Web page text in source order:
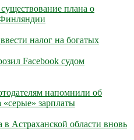
плана о
налог на богатых
Facebook судом
напомнили об
«серые» зарплаты
в Астраханской области вновь